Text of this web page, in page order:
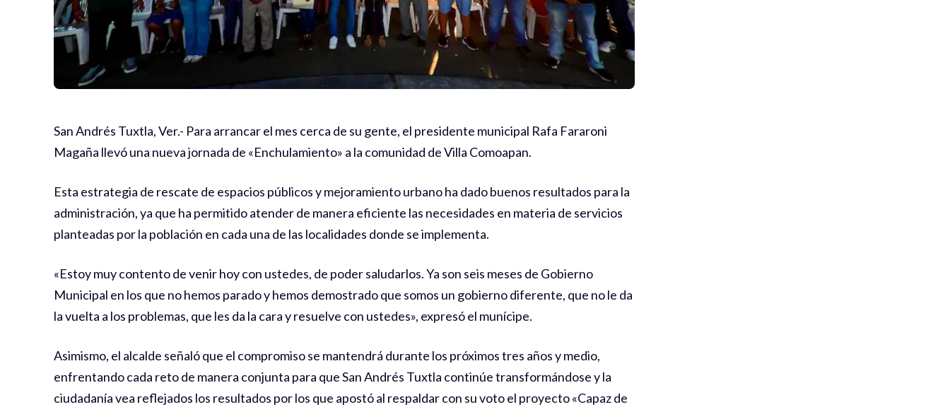
San Andrés Tuxtla, Ver.- Para arrancar el mes cerca de su gente, el presidente municipal Rafa Fararoni
Magaña llevó una nueva jornada de «Enchulamiento» a la comunidad de Villa Comoapan.
Esta estrategia de rescate de espacios públicos y mejoramiento urbano ha dado buenos resultados para la
administración, ya que ha permitido atender de manera eficiente las necesidades en materia de servicios
planteadas por la población en cada una de las localidades donde se implementa.
«Estoy muy contento de venir hoy con ustedes, de poder saludarlos. Ya son seis meses de Gobierno
Municipal en los que no hemos parado y hemos demostrado que somos un gobierno diferente, que no le da
la vuelta a los problemas, que les da la cara y resuelve con ustedes», expresó el munícipe.
Asimismo, el alcalde señaló que el compromiso se mantendrá durante los próximos tres años y medio,
enfrentando cada reto de manera conjunta para que San Andrés Tuxtla continúe transformándose y la
ciudadanía vea reflejados los resultados por los que apostó al respaldar con su voto el proyecto «Capaz de